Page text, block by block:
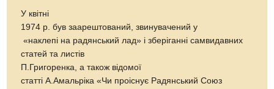
У квітні
1974 р. був заарештований, звинувачений у
«наклепі на радянський лад» і зберіганні самвидавних
статей та листів
П.Григоренка, а також відомої
статті А.Амальріка «Чи проіснує Радянський Союз